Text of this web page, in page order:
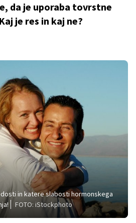
da je uporaba tovrstne
je res in kaj ne?
in katere slabosti hormonskega
FOTO: iStockphoto